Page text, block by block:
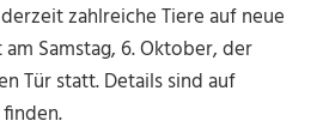
zahlreiche Tiere auf neue
Samstag, 6. Oktober, der
Tür statt. Details sind auf